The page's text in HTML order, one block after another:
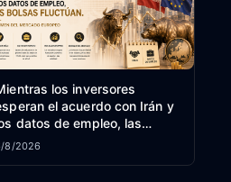
los inversores
el acuerdo con Irán y
datos de empleo, las
fluctúan – Resumen del
8/2026